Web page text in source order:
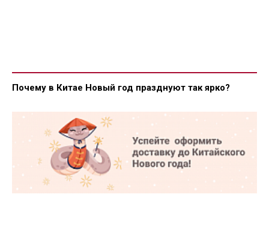
Почему в Китае Новый год празднуют так ярко?